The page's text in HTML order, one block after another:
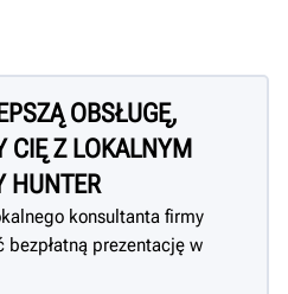
OBSŁUGĘ,
CIĘ Z LOKALNYM
HUNTER
konsultanta firmy
bezpłatną prezentację w